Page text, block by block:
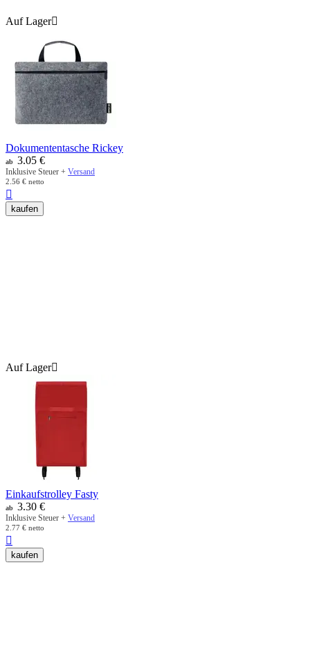
Auf Lager
Dokumententasche Rickey
ab 3.05 €
Inklusive Steuer + Versand
2.56 € netto

kaufen
Auf Lager
Einkaufstrolley Fasty
ab 3.30 €
Inklusive Steuer + Versand
2.77 € netto

kaufen